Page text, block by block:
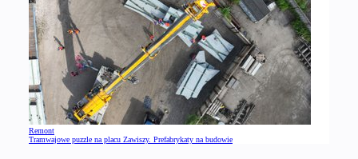
Remont
Tramwajowe puzzle na placu Zawiszy. Prefabrykaty na budowie